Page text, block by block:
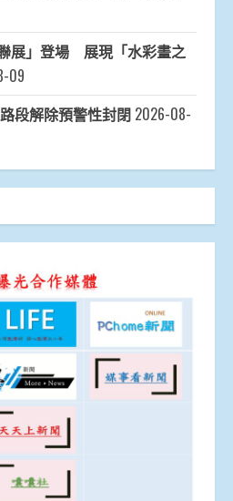
展」登場 展現「水彩畫之
09
段解除預警性封閉 2026-08-